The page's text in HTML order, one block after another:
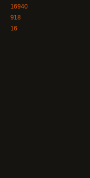
16
16940
918